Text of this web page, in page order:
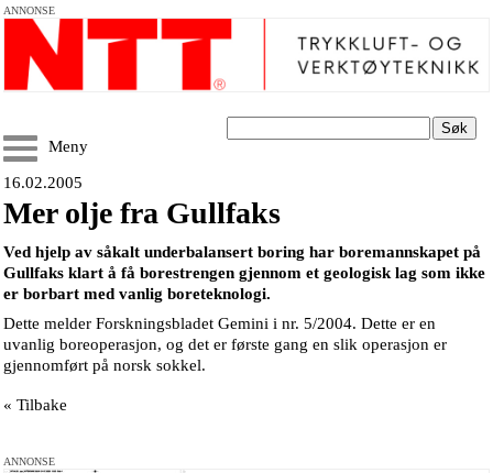
ANNONSE
Søk
Meny
16.02.2005
Mer olje fra Gullfaks
Ved hjelp av såkalt underbalansert boring har boremannskapet på
Gullfaks klart å få borestrengen gjennom et geologisk lag som ikke
er borbart med vanlig boreteknologi.
Dette melder Forskningsbladet Gemini i nr. 5/2004. Dette er en
uvanlig boreoperasjon, og det er første gang en slik operasjon er
gjennomført på norsk sokkel.
« Tilbake
ANNONSE